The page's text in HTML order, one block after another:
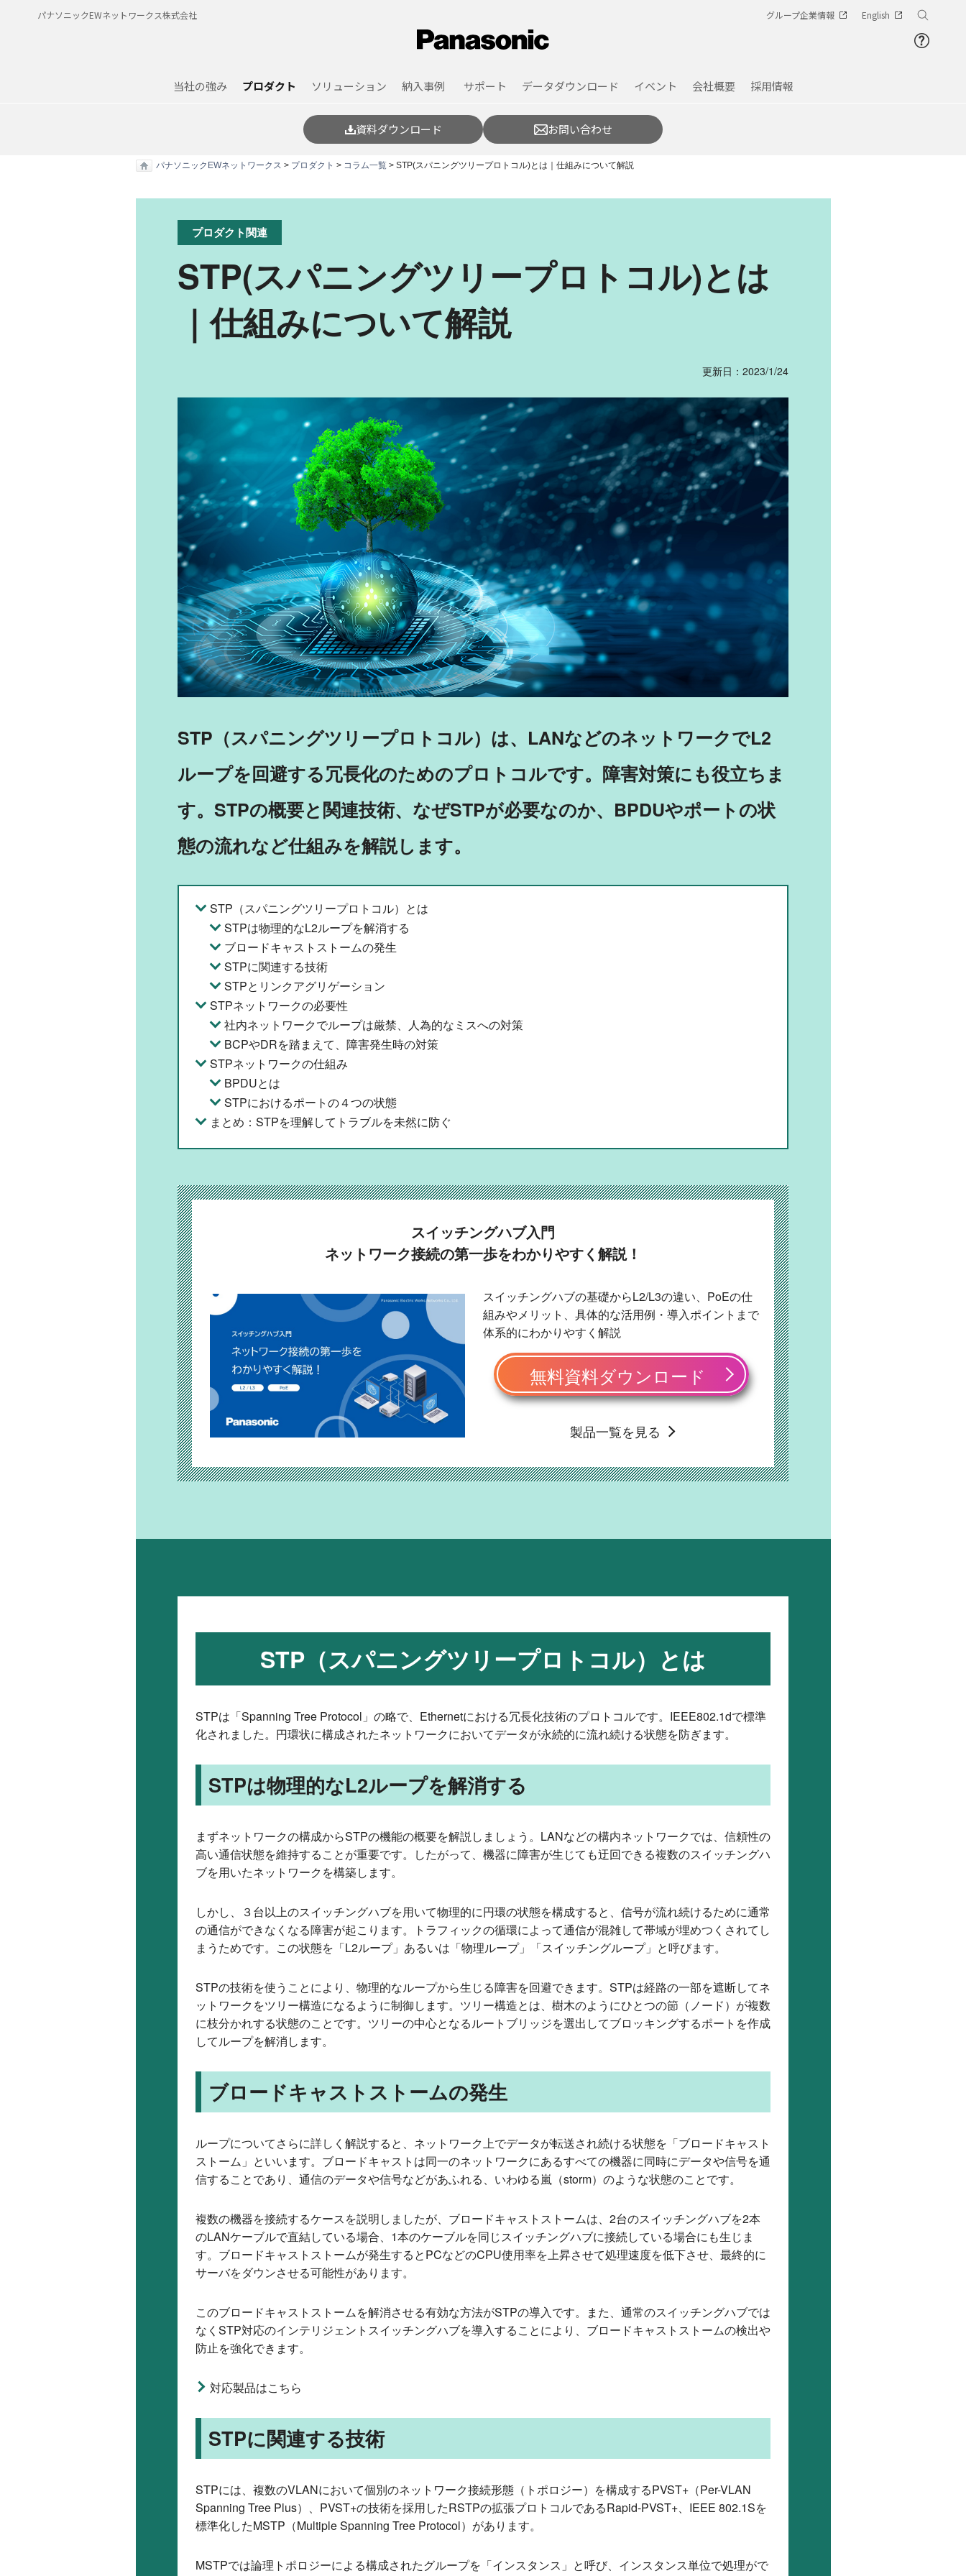
パナソニックEWネットワークス株式会社 グループ企業情報 English
当社の強み プロダクト ソリューション 納入事例 サポート データダウンロード イベント 会社概要 採用情報
資料ダウンロード お問い合わせ
パナソニックEWネットワークス > プロダクト > コラム一覧> STP(スパニングツリープロトコル)とは｜仕組みについて解説
プロダクト関連
STP(スパニングツリープロトコル)とは
｜仕組みについて解説
更新日：2023/1/24
STP（スパニングツリープロトコル）は、LANなどのネットワークでL2
ループを回避する冗長化のためのプロトコルです。障害対策にも役立ちま
す。STPの概要と関連技術、なぜSTPが必要なのか、BPDUやポートの状
態の流れなど仕組みを解説します。
STP（スパニングツリープロトコル）とは
STPは物理的なL2ループを解消する
ブロードキャストストームの発生
STPに関連する技術
STPとリンクアグリゲーション
STPネットワークの必要性
社内ネットワークでループは厳禁、人為的なミスへの対策
BCPやDRを踏まえて、障害発生時の対策
STPネットワークの仕組み
BPDUとは
STPにおけるポートの４つの状態
まとめ：STPを理解してトラブルを未然に防ぐ
スイッチングハブ入門
ネットワーク接続の第一歩をわかりやすく解説！
スイッチングハブの基礎からL2/L3の違い、PoEの仕
組みやメリット、具体的な活用例・導入ポイントまで
体系的にわかりやすく解説
無料資料ダウンロード
製品一覧を見る
STP（スパニングツリープロトコル）とは
STPは「Spanning Tree Protocol」の略で、Ethernetにおける冗長化技術のプロトコルです。IEEE802.1dで標準
化されました。円環状に構成されたネットワークにおいてデータが永続的に流れ続ける状態を防ぎます。
STPは物理的なL2ループを解消する
まずネットワークの構成からSTPの機能の概要を解説しましょう。LANなどの構内ネットワークでは、信頼性の
高い通信状態を維持することが重要です。したがって、機器に障害が生じても迂回できる複数のスイッチングハ
ブを用いたネットワークを構築します。
しかし、３台以上のスイッチングハブを用いて物理的に円環の状態を構成すると、信号が流れ続けるために通常
の通信ができなくなる障害が起こります。トラフィックの循環によって通信が混雑して帯域が埋めつくされてし
まうためです。この状態を「L2ループ」あるいは「物理ループ」「スイッチングループ」と呼びます。
STPの技術を使うことにより、物理的なループから生じる障害を回避できます。STPは経路の一部を遮断してネ
ットワークをツリー構造になるように制御します。ツリー構造とは、樹木のようにひとつの節（ノード）が複数
に枝分かれする状態のことです。ツリーの中心となるルートブリッジを選出してブロッキングするポートを作成
してループを解消します。
ブロードキャストストームの発生
ループについてさらに詳しく解説すると、ネットワーク上でデータが転送され続ける状態を「ブロードキャスト
ストーム」といいます。ブロードキャストは同一のネットワークにあるすべての機器に同時にデータや信号を通
信することであり、通信のデータや信号などがあふれる、いわゆる嵐（storm）のような状態のことです。
複数の機器を接続するケースを説明しましたが、ブロードキャストストームは、2台のスイッチングハブを2本
のLANケーブルで直結している場合、1本のケーブルを同じスイッチングハブに接続している場合にも生じま
す。ブロードキャストストームが発生するとPCなどのCPU使用率を上昇させて処理速度を低下させ、最終的に
サーバをダウンさせる可能性があります。
このブロードキャストストームを解消させる有効な方法がSTPの導入です。また、通常のスイッチングハブでは
なくSTP対応のインテリジェントスイッチングハブを導入することにより、ブロードキャストストームの検出や
防止を強化できます。
対応製品はこちら
STPに関連する技術
STPには、複数のVLANにおいて個別のネットワーク接続形態（トポロジー）を構成するPVST+（Per-VLAN
Spanning Tree Plus）、PVST+の技術を採用したRSTPの拡張プロトコルであるRapid-PVST+、IEEE 802.1Sを
標準化したMSTP（Multiple Spanning Tree Protocol）があります。
MSTPでは論理トポロジーによる構成されたグループを「インスタンス」と呼び、インスタンス単位で処理がで